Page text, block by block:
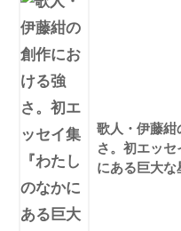
歌人・伊藤紺
さ。初エッ
にある巨大